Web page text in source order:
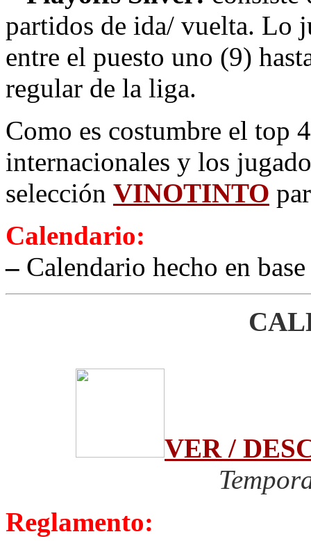
partidos de ida/ vuelta. Lo
entre el puesto uno (9)
regular de la liga.
Como es costumbre el top
internacionales y los
selección VINOTINTO
Calendario:
– Calendario hecho en
VER /
Reglamento: